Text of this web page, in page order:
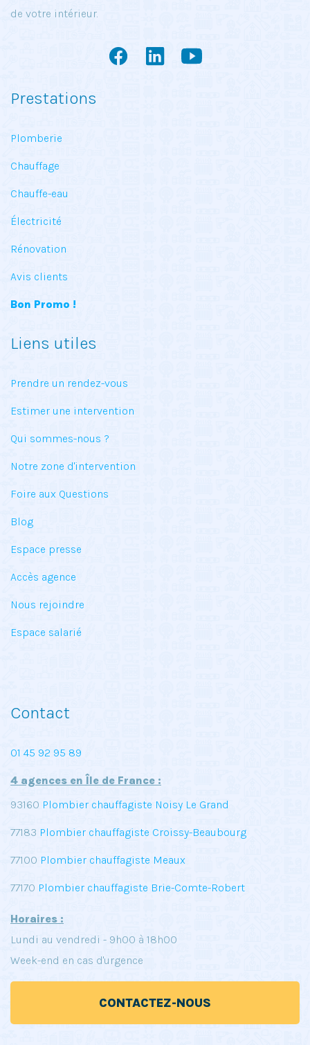
de votre intérieur.
Prestations
Plomberie
Chauffage
Chauffe-eau
Électricité
Rénovation
Avis clients
Bon Promo !
Liens utiles
Prendre un rendez-vous
Estimer une intervention
Qui sommes-nous ?
Notre zone d'intervention
Foire aux Questions
Blog
Espace presse
Accès agence
Nous rejoindre
Espace salarié
Contact
01 45 92 95 89
4 agences en Île de France :
93160 Plombier chauffagiste Noisy Le Grand
77183 Plombier chauffagiste Croissy-Beaubourg
77100 Plombier chauffagiste Meaux
77170 Plombier chauffagiste Brie-Comte-Robert
Horaires :
Lundi au vendredi - 9h00 à 18h00
Week-end en cas d'urgence
CONTACTEZ-NOUS